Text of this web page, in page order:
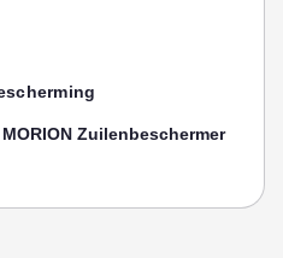
Zuilenbeschermer